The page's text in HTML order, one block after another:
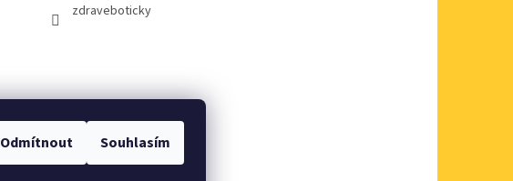
Odmítnout Souhlasím
zdraveboticky